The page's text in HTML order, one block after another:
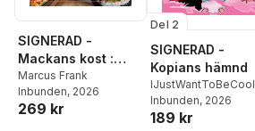
SIGNERAD -
Mackans kost :
Middagar och
matlådor
Marcus Frank
Inbunden, 2026
269 kr
Del 2
SIGNERAD -
Kopians hämnd
IJustWantToBeCool
Joel Adolphson
Ejdemo Beer
Inbunden, 2026
189 kr